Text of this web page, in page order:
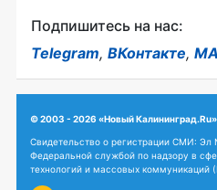
Подпишитесь на нас:
Telegram, ВКонтакте,
© 2003 - 2026 «Новый Калининград.Ru»
Свидетельство о регистрации СМИ:
Федеральной службой по надзору в
технологий и массовых коммуникаций